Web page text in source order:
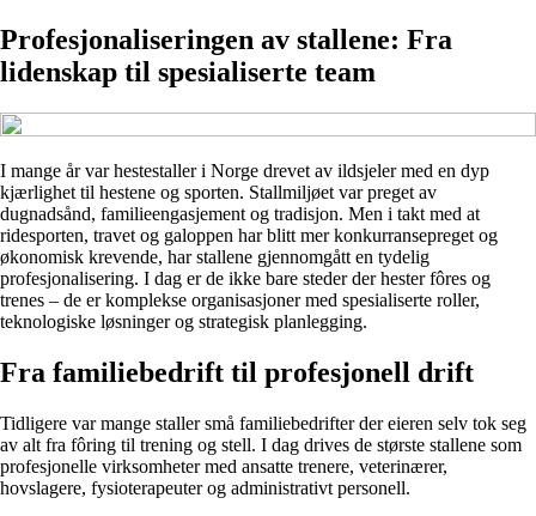
Profesjonaliseringen av stallene: Fra
lidenskap til spesialiserte team
I mange år var hestestaller i Norge drevet av ildsjeler med en dyp
kjærlighet til hestene og sporten. Stallmiljøet var preget av
dugnadsånd, familieengasjement og tradisjon. Men i takt med at
ridesporten, travet og galoppen har blitt mer konkurransepreget og
økonomisk krevende, har stallene gjennomgått en tydelig
profesjonalisering. I dag er de ikke bare steder der hester fôres og
trenes – de er komplekse organisasjoner med spesialiserte roller,
teknologiske løsninger og strategisk planlegging.
Fra familiebedrift til profesjonell drift
Tidligere var mange staller små familiebedrifter der eieren selv tok seg
av alt fra fôring til trening og stell. I dag drives de største stallene som
profesjonelle virksomheter med ansatte trenere, veterinærer,
hovslagere, fysioterapeuter og administrativt personell.